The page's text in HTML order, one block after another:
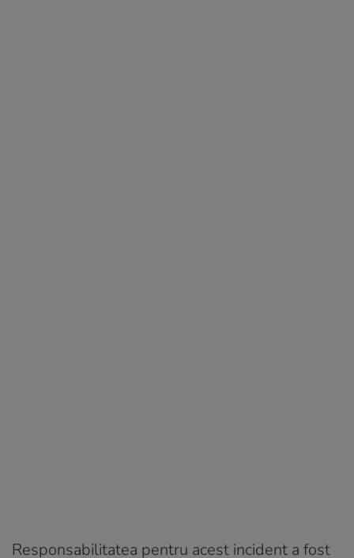
Responsabilitatea pentru acest incident a fost